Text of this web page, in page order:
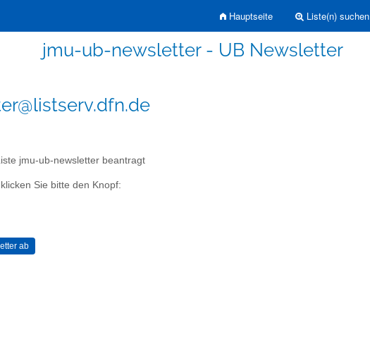
Hauptseite Liste(n) suchen
jmu-ub-newsletter - UB Newsletter
jmu-ub-newsletter beantragt
Sie bitte den Knopf: